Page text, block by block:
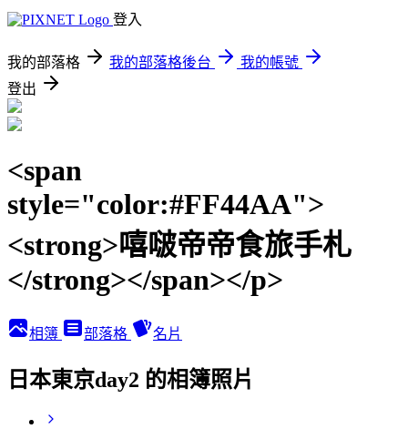
登入
我的部落格 我的部落格後台
我的帳號
登出
<span
style="color:#FF44AA">
<strong>嘻啵帝帝食旅手札
</strong></span></p>
相簿 部落格 名片
日本東京day2 的相簿照片